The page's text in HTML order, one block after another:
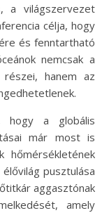
a világszervezet
célja, hogy
és fenntartható
nemcsak a
részei, hanem az
hogy a globális
már most is
hőmérsékletének
pusztulása
aggasztónak
amely